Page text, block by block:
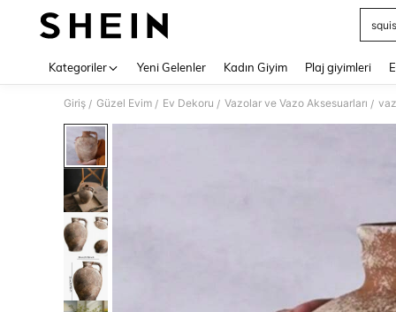
Kategoriler Yeni Gelenler Kadın Giyim Plaj giyimleri
Giriş / Güzel Evim / Ev Dekoru / Vazolar ve Vazo Aksesuarları /